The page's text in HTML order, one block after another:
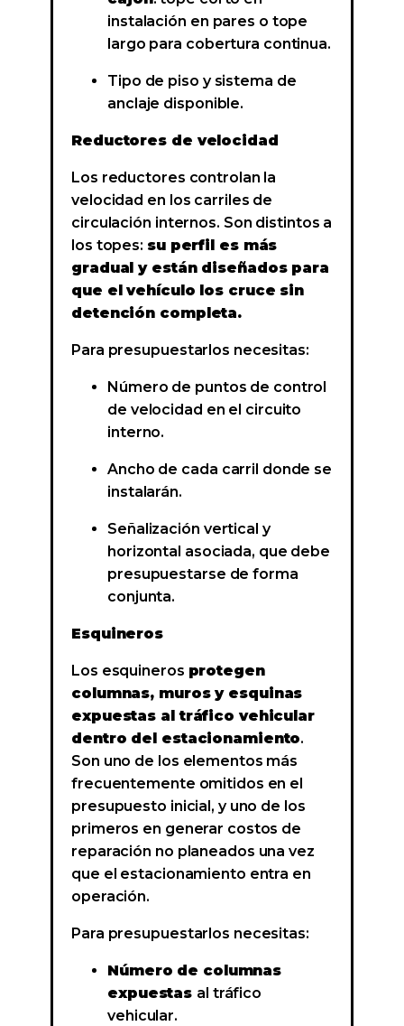
instalación en pares o tope
largo para cobertura continua.
Tipo de piso y sistema de
anclaje disponible.
Reductores de velocidad
Los reductores controlan la
velocidad en los carriles de
circulación internos. Son distintos a
los topes: su perfil es más
gradual y están diseñados para
que el vehículo los cruce sin
detención completa.
Para presupuestarlos necesitas:
Número de puntos de control
de velocidad en el circuito
interno.
Ancho de cada carril donde se
instalarán.
Señalización vertical y
horizontal asociada, que debe
presupuestarse de forma
conjunta.
Esquineros
Los esquineros protegen
columnas, muros y esquinas
expuestas al tráfico vehicular
dentro del estacionamiento.
Son uno de los elementos más
frecuentemente omitidos en el
presupuesto inicial, y uno de los
primeros en generar costos de
reparación no planeados una vez
que el estacionamiento entra en
operación.
Para presupuestarlos necesitas:
Número de columnas
expuestas al tráfico
vehicular.